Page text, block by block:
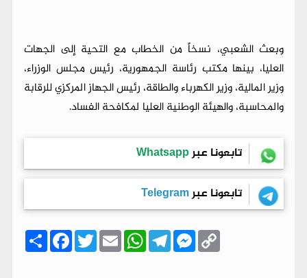
وبعث الشعبي، نسخاً من الخطاب مع التحية إلى الجهات
العليا، بينها مكتب رئاسة الجمهورية، رئيس مجلس الوزراء،
وزير المالية، وزير الكهرباء والطاقة، رئيس الجهاز المركزي للرقابة
والمحاسبة، والهيئة الوطنية العليا لمكافحة الفساد.
تابعونا عبرWhatsapp
تابعونا عبرTelegram
ا
ن
ش
F
a
c
T
wi
E
m
a
W
h
a
T
el
M
e
s
C
o
p